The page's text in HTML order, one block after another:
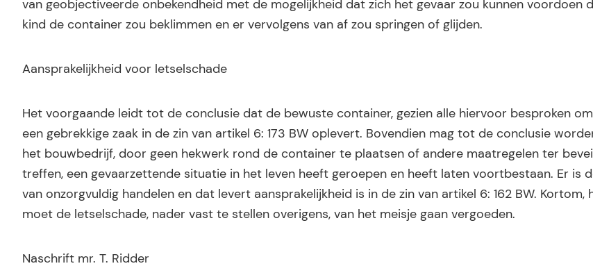
van geobjectiveerde onbekendheid met de mogelijkheid dat zich het gevaar zou kunnen voordoen
kind de container zou beklimmen en er vervolgens van af zou springen of glijden.
Aansprakelijkheid voor letselschade
Het voorgaande leidt tot de conclusie dat de bewuste container, gezien alle hiervoor besproken
een gebrekkige zaak in de zin van artikel 6: 173 BW oplevert. Bovendien mag tot de conclusie
het bouwbedrijf, door geen hekwerk rond de container te plaatsen of andere maatregelen ter
treffen, een gevaarzettende situatie in het leven heeft geroepen en heeft laten voortbestaan. Er is
van onzorgvuldig handelen en dat levert aansprakelijkheid is in de zin van artikel 6: 162 BW.
moet de letselschade, nader vast te stellen overigens, van het meisje gaan vergoeden.
Naschrift mr. T. Ridder